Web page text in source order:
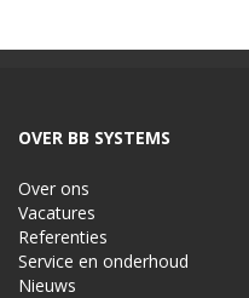
OVER BB SYSTEMS
Over ons
Vacatures
Referenties
Service en onderhoud
Nieuws